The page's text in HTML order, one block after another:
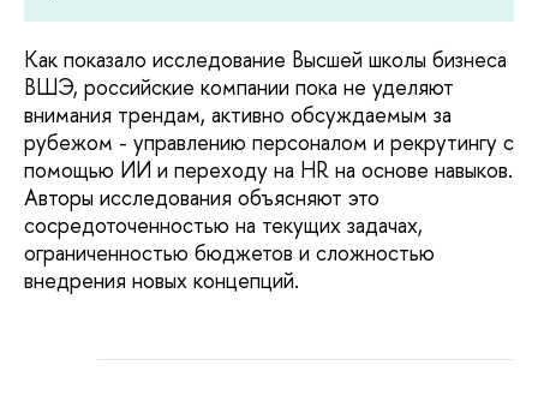
Как показало исследование Высшей школы бизнеса
ВШЭ, российские компании пока не уделяют
внимания трендам, активно обсуждаемым за
рубежом - управлению персоналом и рекрутингу с
помощью ИИ и переходу на HR на основе навыков.
Авторы исследования объясняют это
сосредоточенностью на текущих задачах,
ограниченностью бюджетов и сложностью
внедрения новых концепций.